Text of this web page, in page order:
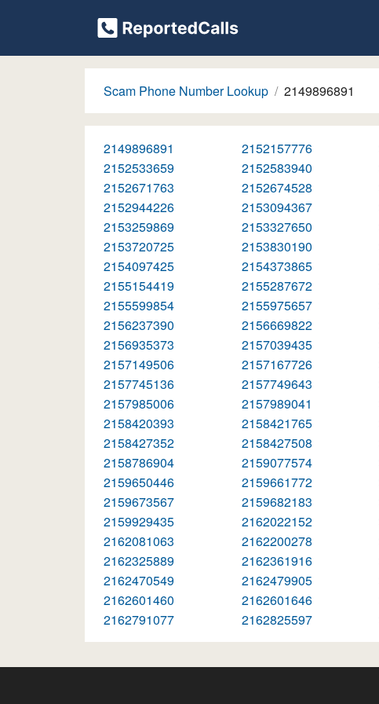
Scam Phone Number Lookup 2149896891
2149896891 2152157776
2152533659
2152583940
2152671763
2152674528
2152944226
2153094367
2153259869
2153327650
2153720725
2153830190
2154097425
2154373865
2155154419
2155287672
2155599854
2155975657
2156237390
2156669822
2156935373
2157039435
2157149506
2157167726
2157745136
2157749643
2157985006
2157989041
2158420393
2158421765
2158427352
2158427508
2158786904
2159077574
2159650446
2159661772
2159673567
2159682183
2159929435
2162022152
2162081063
2162200278
2162325889
2162361916
2162470549
2162479905
2162601460
2162601646
2162791077
2162825597